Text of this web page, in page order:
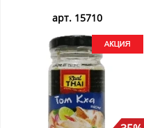
арт. 15710